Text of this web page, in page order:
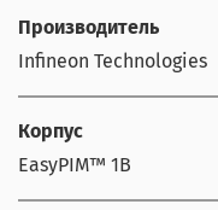
Производитель
Infineon Technologies
Корпус
EasyPIM™ 1B